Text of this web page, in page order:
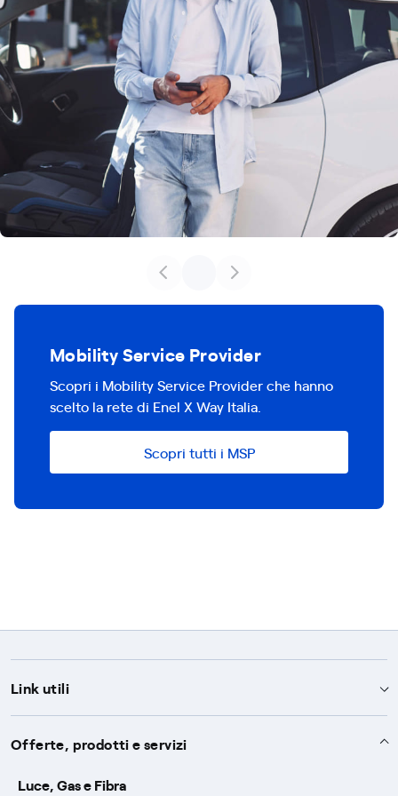
Mobility Service Provider
Scopri i Mobility Service Provider che hanno
scelto la rete di Enel X Way Italia.
Scopri tutti i MSP
Link utili
Assistenza
Avvisi
Servizi
Offerte, prodotti e servizi
Luce, Gas e Fibra